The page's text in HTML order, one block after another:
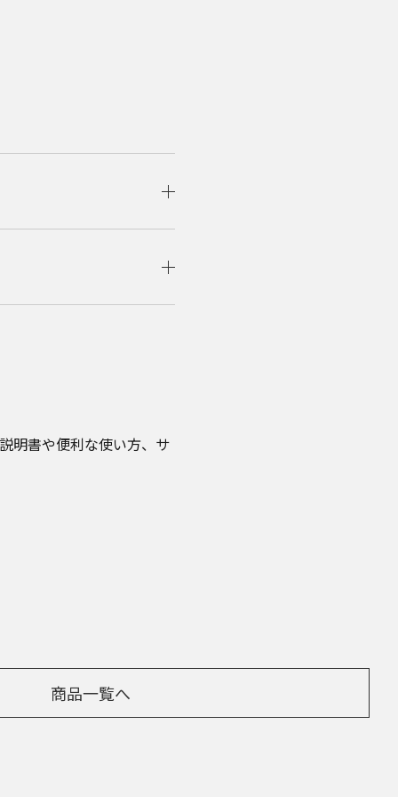
明書や便利な使い方、サ
商品一覧へ